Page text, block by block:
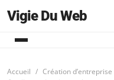
Vigie Du Web
Accueil
Création d’entreprise